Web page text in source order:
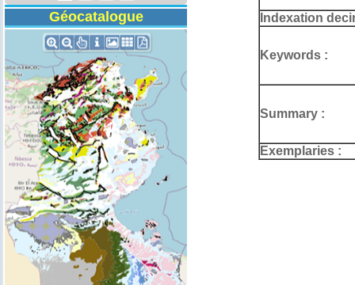
Géocatalogue Indexation
Keywords :
Summary :
Exemplaries :